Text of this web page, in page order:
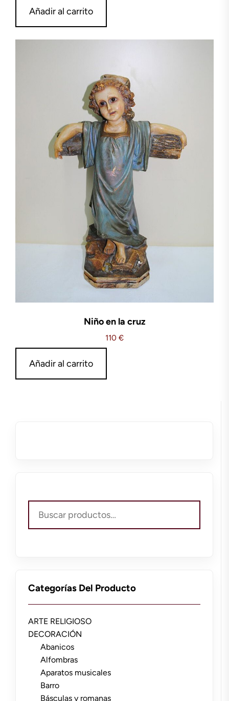
Añadir al carrito
Niño en la cruz
110 €
Añadir al carrito
por:
Categorías Del Producto
ARTE RELIGIOSO
DECORACIÓN
Abanicos
Alfombras
Aparatos musicales
Barro
Básculas y romanas